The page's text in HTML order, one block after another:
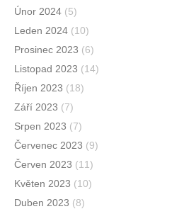
Únor 2024 (5)
Leden 2024 (10)
Prosinec 2023 (6)
Listopad 2023 (14)
Říjen 2023 (18)
Září 2023 (7)
Srpen 2023 (7)
Červenec 2023 (9)
Červen 2023 (11)
Květen 2023 (10)
Duben 2023 (8)